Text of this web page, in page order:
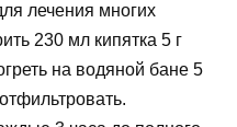
лечения многих
230 мл кипятка 5 г
на водяной бане 5